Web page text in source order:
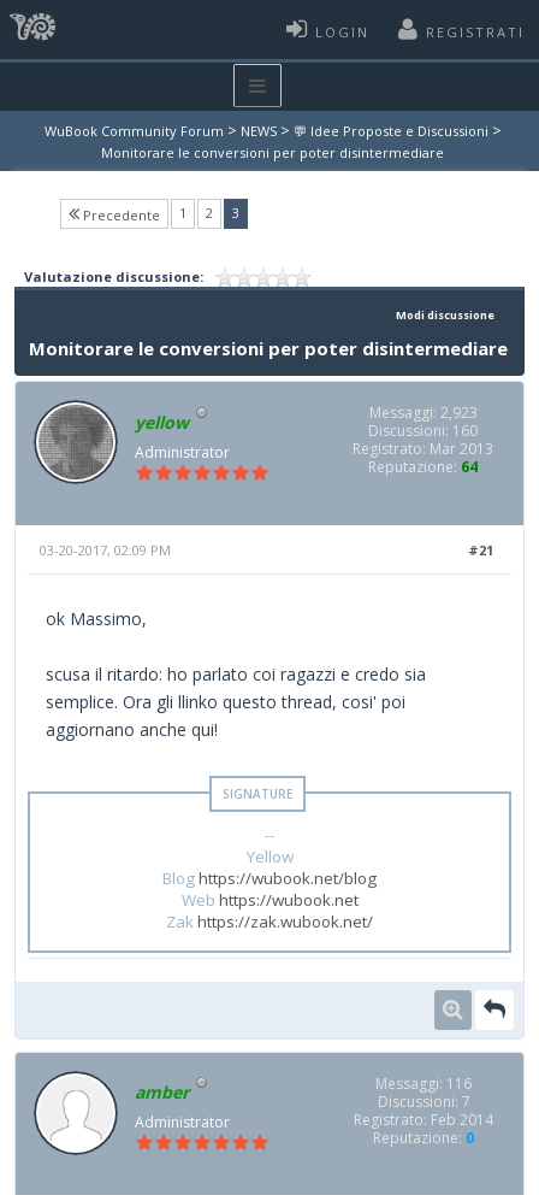
LOGIN REGISTRATI
WuBook Community Forum > NEWS > 💬 Idee Proposte e Discussioni >
Monitorare le conversioni per poter disintermediare
Precedente 1 2 3(current)
Valutazione discussione:
Modi discussione
Monitorare le conversioni per poter disintermediare
yellow
Administrator
Messaggi: 2,923
Discussioni: 160
Registrato: Mar 2013
Reputazione: 64
#21
03-20-2017, 02:09 PM
ok Massimo,
scusa il ritardo: ho parlato coi ragazzi e credo sia
semplice. Ora gli llinko questo thread, cosi' poi
aggiornano anche qui!
--
Yellow
Bloghttps://wubook.net/blog
Web https://wubook.net
Zakhttps://zak.wubook.net/
amber
Administrator
Messaggi: 116
Discussioni: 7
Registrato: Feb 2014
Reputazione: 0